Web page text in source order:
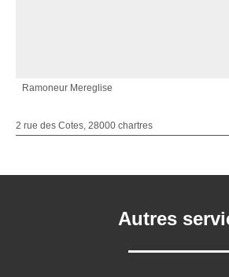
Ramoneur Mereglise
2 rue des Cotes, 28000 chartres
Autres